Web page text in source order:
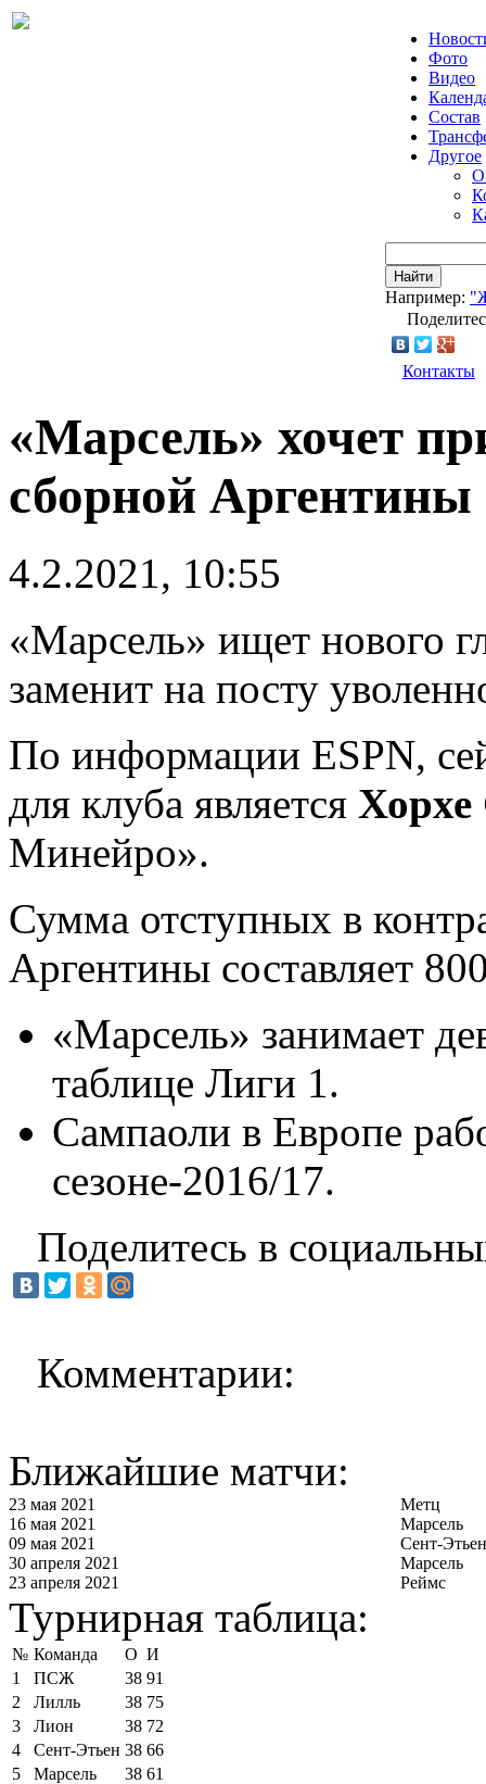
Фото
Видео
Состав
Другое
О
Найти
Например:
Контакты
«Марсель» хочет
сборной
4.2.2021, 10:55
«Марсель» ищет нового
заменит на посту
По информации ESPN,
для клуба является
Минейро».
Сумма отступных в
Аргентины составляет
«Марсель» занимает
таблице Лиги 1.
Сампаоли в Европе
сезоне-2016/17.
Поделитесь в
Комментарии:
Ближайшие матчи:
23 мая 2021
Метц
16 мая 2021
Марсель
09 мая 2021
Сент-Этьен
30 апреля 2021
Марсель
23 апреля 2021
Реймс
Турнирная таблица:
№ Команда О И
1
ПСЖ 38 91
2
Лилль 38 75
3
Лион 38 72
4
Сент-Этьен 38 66
5
Марсель 38 61